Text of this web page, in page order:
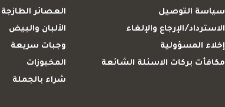
سياسة التوصيل
الاسترداد/الإرجاع والإلغاء
إخلاء المسؤولية
مكافأت بركات الاسئلة الشائعة
العصائر الطازجة
الألبان والبيض
وجبات سريعة
المخبوزات
شراء بالجملة